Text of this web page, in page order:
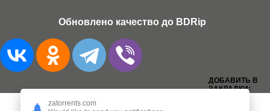
Обновлено качество до BDRip
ДОБАВИТЬ В
ЗАКЛАДКИ:
zatorrents.com